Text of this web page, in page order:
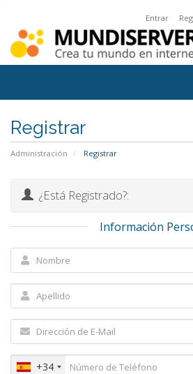
Entrar
Registrar
Administración Registrar
¿Está Registrado?:
Información
+34